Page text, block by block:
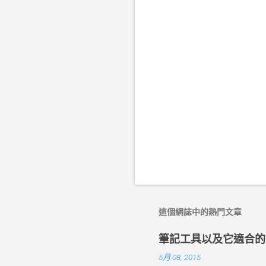
這個網誌中的熱門文章
筆記工具以及它適合
5月 08, 2015